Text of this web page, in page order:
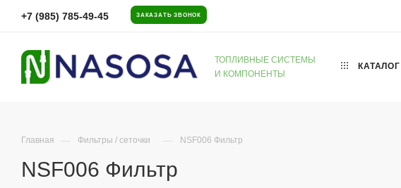
+7 (985) 785-49-45 ЗАКАЗАТЬ ЗВОНОК
ТОПЛИВНЫЕ СИСТЕМЫ
И КОМПОНЕНТЫ
КАТАЛОГ
Главная — Фильтры / сеточки — NSF006 Фильтр
NSF006 Фильтр